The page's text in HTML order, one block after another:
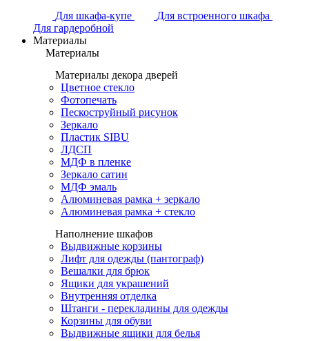
Для шкафа-купе
Для встроенного шкафа
Для гардеробной
Материалы
Материалы
Материалы декора дверей
Цветное стекло
Фотопечать
Пескоструйный рисунок
Зеркало
Пластик SIBU
ЛДСП
МДФ в пленке
Зеркало сатин
МДФ эмаль
Алюминевая рамка + зеркало
Алюминевая рамка + стекло
Наполнение шкафов
Выдвижные корзины
Лифт для одежды (пантограф)
Вешалки для брюк
Ящики для украшений
Внутренняя отделка
Штанги - перекладины для одежды
Корзины для обуви
Выдвижные ящики для белья